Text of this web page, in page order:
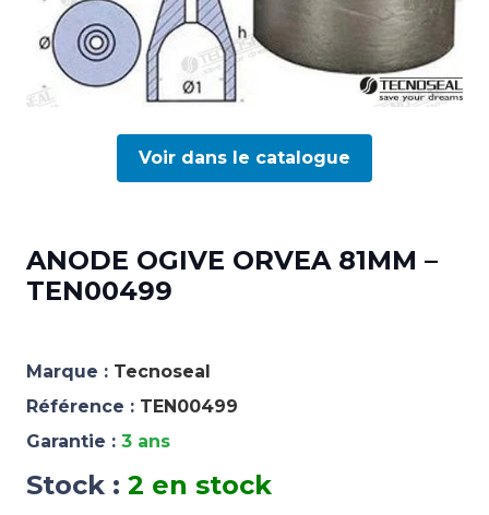
Voir dans le catalogue
ANODE OGIVE ORVEA 81MM –
TEN00499
Marque : Tecnoseal
Référence : TEN00499
Garantie : 3 ans
Stock : 2 en stock